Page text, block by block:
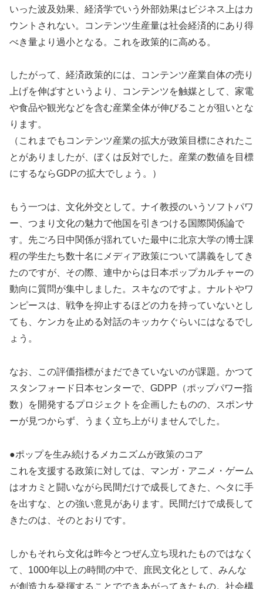
いった波及効果、経済学でいう外部効果はビジネス上はカ
ウントされない。コンテンツ生産量は社会経済的にあり得
べき量より過小となる。これを政策的に高める。
したがって、経済政策的には、コンテンツ産業自体の売り
上げを伸ばすというより、コンテンツを触媒として、家電
や食品や観光などを含む産業全体が伸びることが狙いとな
ります。
（これまでもコンテンツ産業の拡大が政策目標にされたこ
とがありましたが、ぼくは反対でした。産業の数値を目標
にするならGDPの拡大でしょう。）
もう一つは、文化外交として。ナイ教授のいうソフトパワ
ー、つまり文化の魅力で他国を引きつける国際関係論で
す。先ごろ日中関係が揺れていた最中に北京大学の博士課
程の学生たち数十名にメディア政策について講義をしてき
たのですが、その際、連中からは日本ポップカルチャーの
動向に質問が集中しました。スキなのですよ。ナルトやワ
ンピースは、戦争を抑止するほどの力を持っていないとし
ても、ケンカを止める対話のキッカケぐらいにはなるでし
ょう。
なお、この評価指標がまだできていないのが課題。かつて
スタンフォード日本センターで、GDPP（ポップパワー指
数）を開発するプロジェクトを企画したものの、スポンサ
ーが見つからず、うまく立ち上がりませんでした。
●ポップを生み続けるメカニズムが政策のコア
これを支援する政策に対しては、マンガ・アニメ・ゲーム
はオカミと闘いながら民間だけで成長してきた、ヘタに手
を出すな、との強い意見があります。民間だけで成長して
きたのは、そのとおりです。
しかもそれら文化は昨今とつぜん立ち現れたものではなく
て、1000年以上の時間の中で、庶民文化として、みんな
が創造力を発揮することでできあがってきたもの。社会構